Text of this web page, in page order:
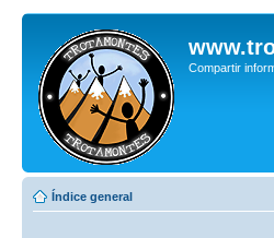
Compartir
Índice general